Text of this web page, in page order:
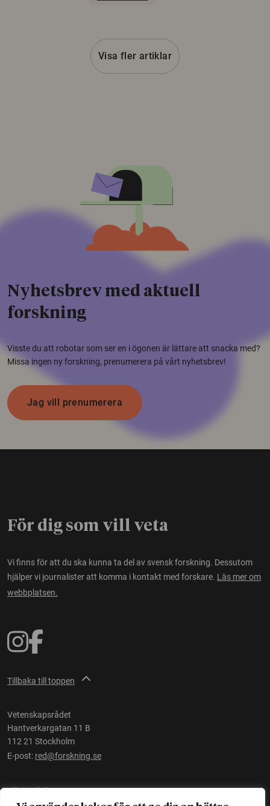
Visa fler artiklar
Nyhetsbrev med aktuell
forskning
Visste du att robotar som ser en i ögonen är lättare att snacka med?
Missa ingen ny forskning, prenumerera på vårt nyhetsbrev!
Jag vill prenumerera
För dig som vill veta
Vi finns för att du ska kunna ta del av svensk forskning. Dessutom
hjälper vi journalister att komma i kontakt med forskare. Läs mer om
webbplatsen.
Tillbaka till toppen
Vetenskapsrådet
Hantverkargatan 11 B
112 21 Stockholm
E-post: red@forskning.se
Tillgänglighet